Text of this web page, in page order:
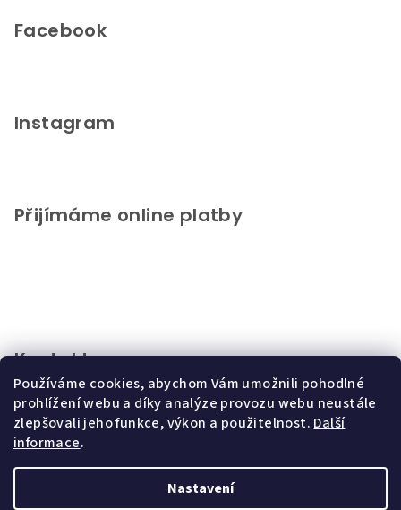
Používáme cookies, abychom Vám umožnili pohodlné
prohlížení webu a díky analýze provozu webu neustále
zlepšovali jeho funkce, výkon a použitelnost. Další
informace.
Nastavení
Facebook
Instagram
Přijímáme online platby
Kontakt
info@chupeto.cz
+420721816046